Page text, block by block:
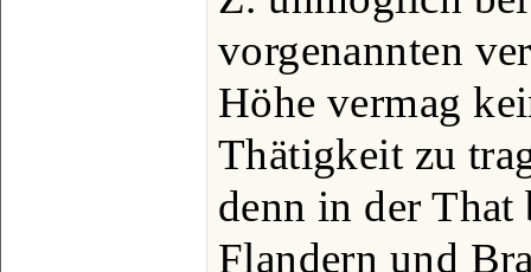
vorgenannten
Höhe vermag
Thätigkeit zu
denn in der That
Flandern und